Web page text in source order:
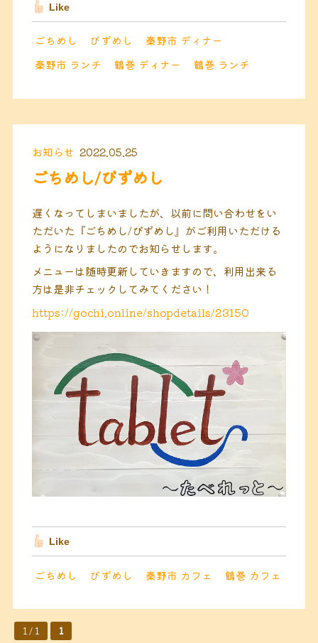
Like
ごちめし びずめし
秦野市 ディナー
秦野市 ランチ
鶴巻 ディナー 鶴巻 ランチ
お知らせ 2022.05.25
ごちめし/びずめし
遅くなってしまいましたが、以前に問い合わせをい
ただいた『ごちめし/びずめし』がご利用いただける
ようになりましたのでお知らせします。
メニューは随時更新していきますので、利用出来る
方は是非チェックしてみてください！
https://gochi.online/shopdetails/23150
Like
ごちめし びずめし 秦野市 カフェ 鶴巻 カフェ
1 / 1 1